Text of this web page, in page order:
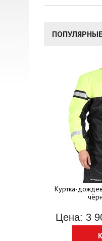
Куртка-
Цена: 3